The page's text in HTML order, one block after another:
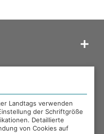
LANDTAGS
Landtags verwenden
der Schriftgröße
Detaillierte
von Cookies auf